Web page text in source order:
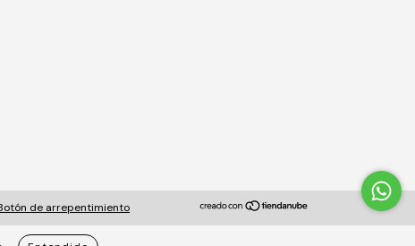
de arrepentimiento